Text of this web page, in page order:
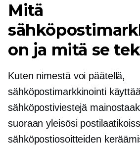
Mitä
on ja mitä se
Kuten nimestä voi päätellä,
sähköpostimarkkinointi
sähköpostiviestejä
suoraan yleisösi
sähköpostiosoitteiden